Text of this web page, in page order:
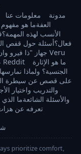
مدونة
معلومات عنا
العفةما هو مفهوم
الأنسب لهذه المهمة؟
فعال؟أسئلة حول قفص
جهاز "ذا فيرو
One خيارًا رائعًا لمستخدمي NoFap على موقع Reddit
ما هو الإثارة
الجنسية؟ ولماذا
على قصص عن سيطرة
والتدريب واختيار
الذكور والإناث واستخدامات BDSM والأسئلة الشائعةما
تعرفه عن هزات
prioritize comfort,